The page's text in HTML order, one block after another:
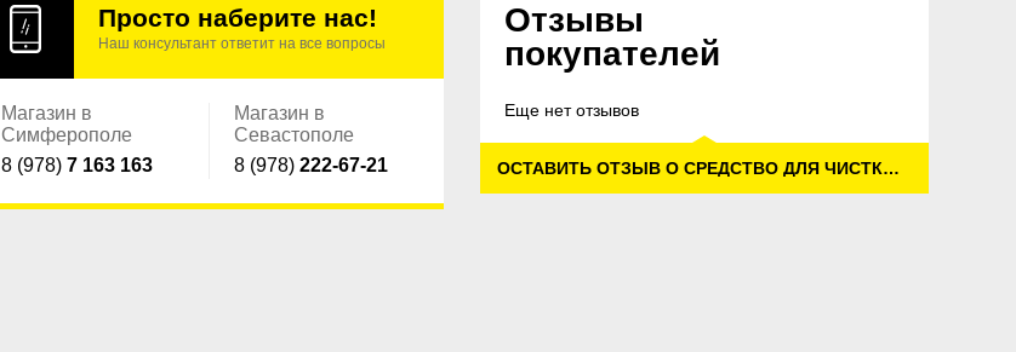
Просто наберите нас!
Наш консультант ответит на все вопросы
Магазин в
Симферополе
8 (978) 7 163 163
Магазин в
Севастополе
8 (978)222-67-21
Отзывы
покупателей
Еще нет отзывов
ОСТАВИТЬ ОТЗЫВ О СРЕДСТВО ДЛЯ ЧИСТКИ КОЛЕСНЫХ ДИСКОВ «3 В 1»